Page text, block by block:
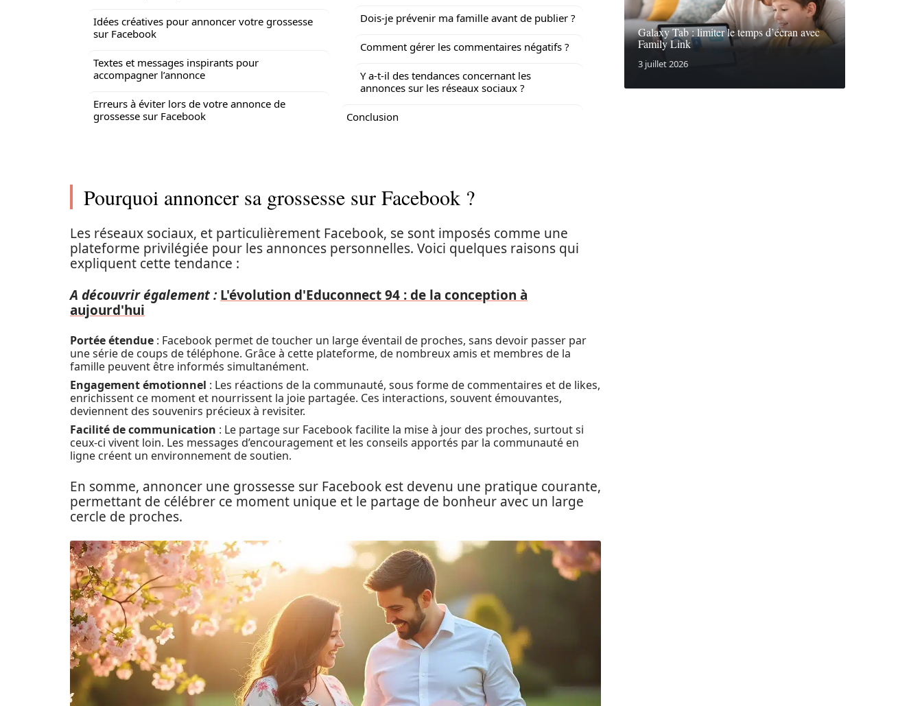
Idées créatives pour annoncer votre grossesse
sur Facebook
Textes et messages inspirants pour
accompagner l’annonce
Erreurs à éviter lors de votre annonce de
grossesse sur Facebook
Dois-je prévenir ma famille avant de publier ?
Comment gérer les commentaires négatifs ?
Y a-t-il des tendances concernant les
annonces sur les réseaux sociaux ?
Conclusion
Pourquoi annoncer sa grossesse sur Facebook ?
Les réseaux sociaux, et particulièrement Facebook, se sont imposés comme une
plateforme privilégiée pour les annonces personnelles. Voici quelques raisons qui
expliquent cette tendance :
A découvrir également : L'évolution d'Educonnect 94 : de la conception à
aujourd'hui
Portée étendue : Facebook permet de toucher un large éventail de proches, sans devoir passer par
une série de coups de téléphone. Grâce à cette plateforme, de nombreux amis et membres de la
famille peuvent être informés simultanément.
Engagement émotionnel : Les réactions de la communauté, sous forme de commentaires et de likes,
enrichissent ce moment et nourrissent la joie partagée. Ces interactions, souvent émouvantes,
deviennent des souvenirs précieux à revisiter.
Facilité de communication : Le partage sur Facebook facilite la mise à jour des proches, surtout si
ceux-ci vivent loin. Les messages d’encouragement et les conseils apportés par la communauté en
ligne créent un environnement de soutien.
En somme, annoncer une grossesse sur Facebook est devenu une pratique courante,
permettant de célébrer ce moment unique et le partage de bonheur avec un large
cercle de proches.
Galaxy Tab : limiter le temps d’écran avec
Family Link
3 juillet 2026